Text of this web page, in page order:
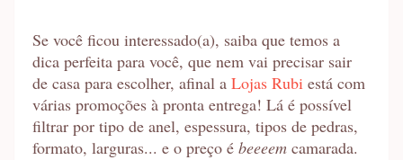
Se você ficou interessado(a), saiba que temos a
dica perfeita para você, que nem vai precisar sair
de casa para escolher, afinal a Lojas Rubi está com
várias promoções à pronta entrega! Lá é possível
filtrar por tipo de anel, espessura, tipos de pedras,
formato, larguras... e o preço é beeeem camarada.